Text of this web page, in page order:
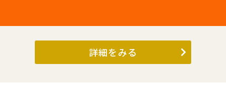
詳細をみる